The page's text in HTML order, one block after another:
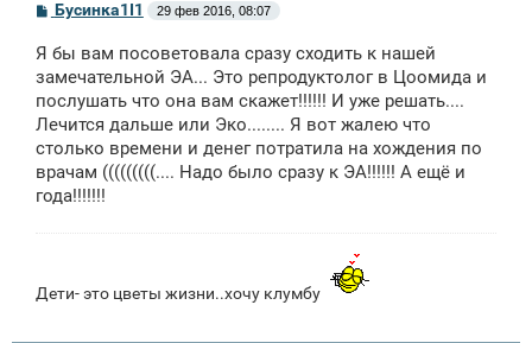
С
о
б
щ
н
и
Бусинка1I1 29 фев 2016, 08:07
Я бы вам посоветовала сразу сходить к нашей
замечательной ЭА... Это репродуктолог в Цоомида и
послушать что она вам скажет!!!!!! И уже решать....
Лечится дальше или Эко........ Я вот жалею что
столько времени и денег потратила на хождения по
врачам (((((((((.... Надо было сразу к ЭА!!!!!! А ещё и
года!!!!!!!
Дети- это цветы жизни..хочу клумбу